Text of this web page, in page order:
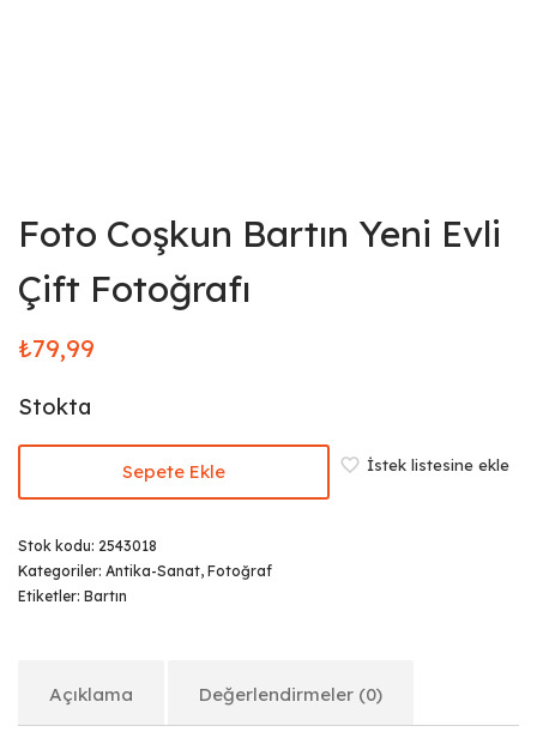
Foto Coşkun Bartın Yeni Evli
Çift Fotoğrafı
₺79,99
Stokta
Sepete Ekle İstek listesine ekle
Stok kodu: 2543018
Kategoriler: Antika-Sanat, Fotoğraf
Etiketler: Bartın
Açıklama Değerlendirmeler (0)